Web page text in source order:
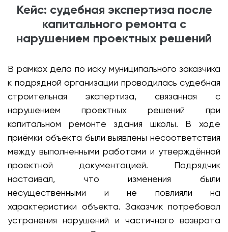
Кейс: судебная экспертиза после
капитального ремонта с
нарушением проектных решений
В рамках дела по иску муниципального заказчика
к подрядной организации проводилась судебная
строительная экспертиза, связанная с
нарушением проектных решений при
капитальном ремонте здания школы. В ходе
приёмки объекта были выявлены несоответствия
между выполненными работами и утверждённой
проектной документацией. Подрядчик
настаивал, что изменения были
несущественными и не повлияли на
характеристики объекта. Заказчик потребовал
устранения нарушений и частичного возврата